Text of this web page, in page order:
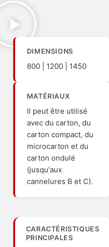
DIMENSIONS
800 | 1200 | 1450
MATÉRIAUX
Il peut être utilisé
avec du carton, du
carton compact, du
microcarton et du
carton ondulé
(jusqu'aux
cannelures B et C).
CARACTÉRISTIQUES
PRINCIPALES